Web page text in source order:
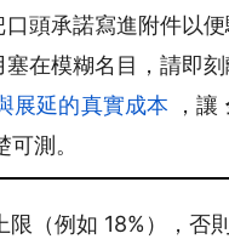
頭承諾寫進附件以
在模糊名目，請即
展延的真實成本 ，讓
測。
限（例如 18%），否